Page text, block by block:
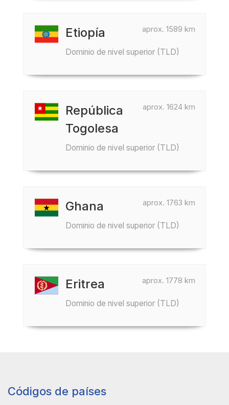
aprox. 1589 km
Etiopía
Dominio de nivel superior (TLD)
aprox. 1624 km
República
Togolesa
Dominio de nivel superior (TLD)
aprox. 1763 km
Ghana
Dominio de nivel superior (TLD)
aprox. 1778 km
Eritrea
Dominio de nivel superior (TLD)
Códigos de países